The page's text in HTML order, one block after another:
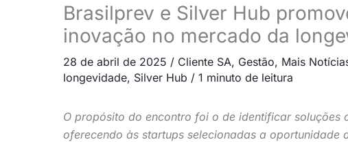
Brasilprev e Silver Hub
inovação no mercado da
28 de abril de 2025 / Cliente SA, Gestão, Mais
longevidade, Silver Hub / 1 minuto de leitura
O propósito do encontro foi o de identificar soluções
oferecendo às startups selecionadas a